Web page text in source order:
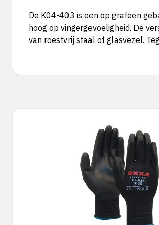
De K04-403 is een op grafeen
hoog op vingergevoeligheid. De
van roestvrij staal of glasvezel.